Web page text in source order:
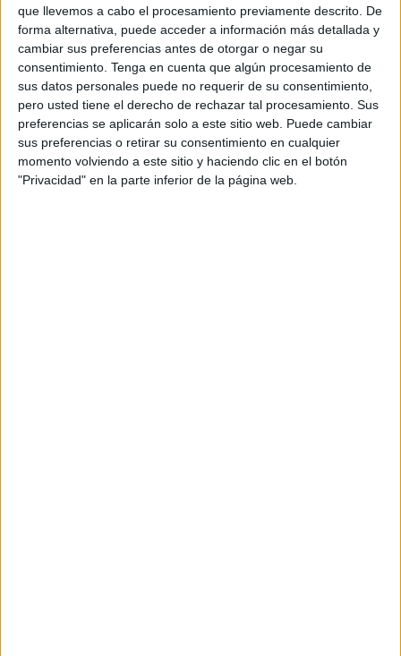
que llevemos a cabo el procesamiento previamente descrito. De
forma alternativa, puede acceder a información más detallada y
cambiar sus preferencias antes de otorgar o negar su
consentimiento. Tenga en cuenta que algún procesamiento de
sus datos personales puede no requerir de su consentimiento,
pero usted tiene el derecho de rechazar tal procesamiento. Sus
preferencias se aplicarán solo a este sitio web. Puede cambiar
sus preferencias o retirar su consentimiento en cualquier
momento volviendo a este sitio y haciendo clic en el botón
"Privacidad" en la parte inferior de la página web.
Los Tilos
RC Los Matreros
Disney+ Premium